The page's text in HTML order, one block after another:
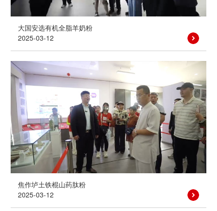
大国安选有机全脂羊奶粉
2025-03-12
焦作垆土铁棍山药肽粉
2025-03-12